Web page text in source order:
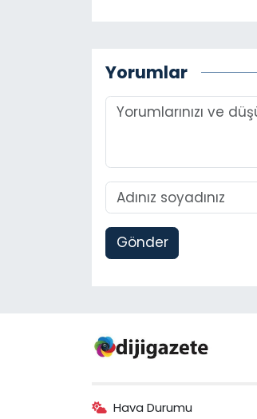
Yorumlar
Gönder
Hava Durumu